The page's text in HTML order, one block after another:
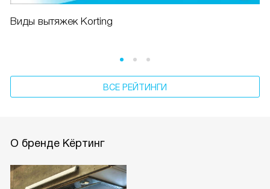
Виды вытяжек Korting
ВСЕ РЕЙТИНГИ
О бренде Кёртинг